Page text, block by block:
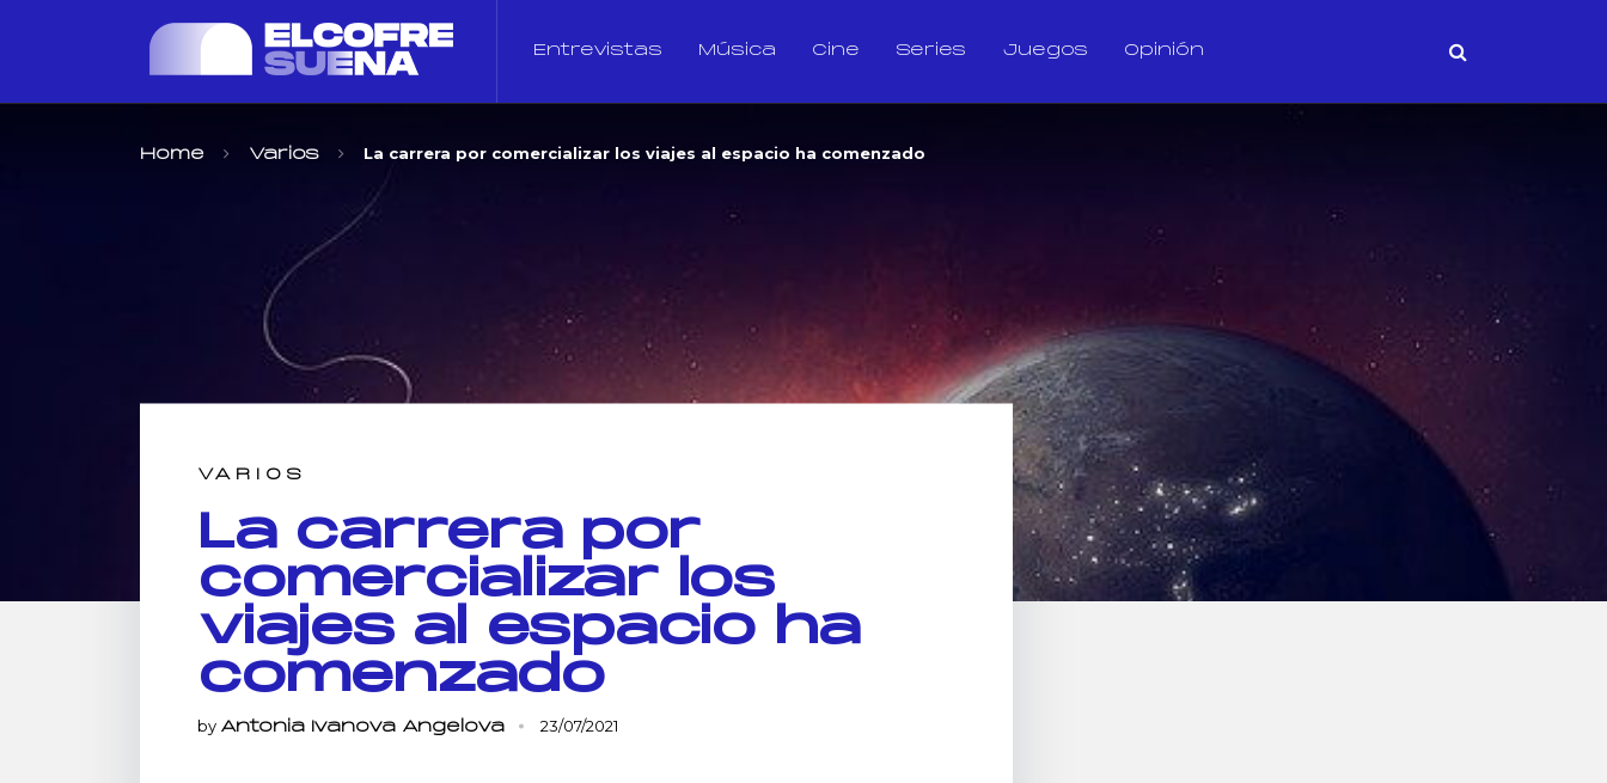
Entrevistas Música Cine Series Juegos Opinión
Home Varios La carrera por comercializar los viajes al espacio ha comenzado
VARIOS
La carrera por
comercializar los
viajes al espacio ha
comenzado
by Antonia Ivanova Angelova 23/07/2021